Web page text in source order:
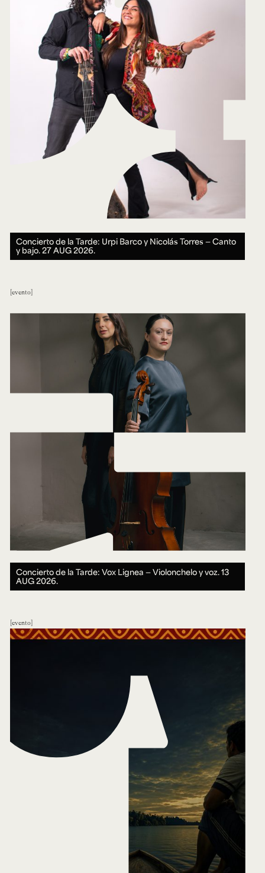
Concierto de la Tarde: Urpi Barco y Nicolás Torres — Canto
y bajo.27 AUG 2026.
evento
Concierto de la Tarde: Vox Lignea — Violonchelo y voz.13
AUG 2026.
evento